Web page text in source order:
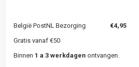
België PostNL Bezorging €4,95
Gratis vanaf €50
Binnen 1 a 3 werkdagen ontvangen.